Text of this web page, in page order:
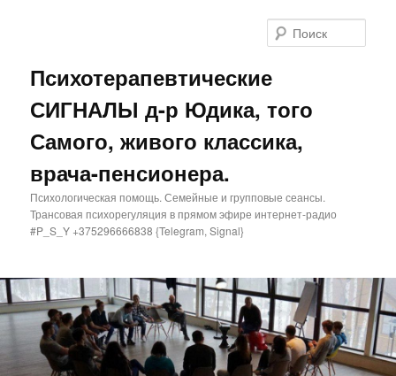
Психотерапевтические
СИГНАЛЫ д-р Юдика, того
Самого, живого классика,
врача-пенсионера.
Психологическая помощь. Семейные и групповые сеансы.
Трансовая психорегуляция в прямом эфире интернет-радио
#P_S_Y +375296666838 {Telegram, Signal}